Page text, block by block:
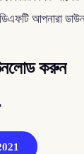
আপনারা
করুন